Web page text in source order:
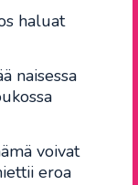
haluat
naisessa
voivat
eroa